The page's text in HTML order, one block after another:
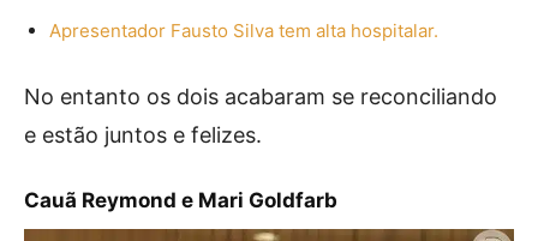
Apresentador Fausto Silva tem alta hospitalar.
No entanto os dois acabaram se reconciliando
e estão juntos e felizes.
Cauã Reymond e Mari Goldfarb